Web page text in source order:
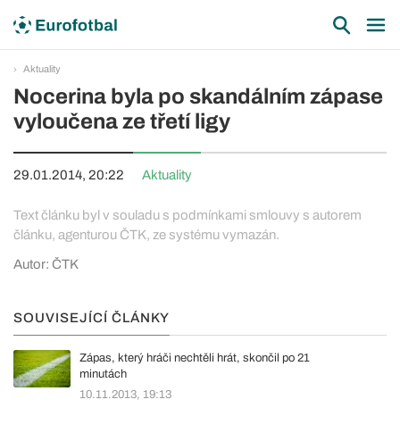
Aktuality
Nocerina byla po skandálním zápase
vyloučena ze třetí ligy
29.01.2014, 20:22 Aktuality
Text článku byl v souladu s podmínkami smlouvy s autorem
článku, agenturou ČTK, ze systému vymazán.
Autor: ČTK
SOUVISEJÍCÍ ČLÁNKY
Zápas, který hráči nechtěli hrát, skončil po 21
minutách
10.11.2013, 19:13